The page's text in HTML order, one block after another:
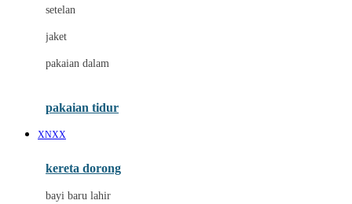
Drew
E
ELC
setelan
jaket
pakaian dalam
pakaian tidur
XNXX
kereta dorong
bayi baru lahir